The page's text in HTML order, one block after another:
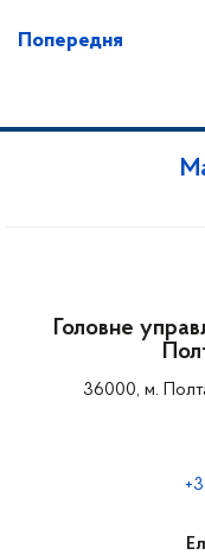
Попередня
Головне
36000, м.